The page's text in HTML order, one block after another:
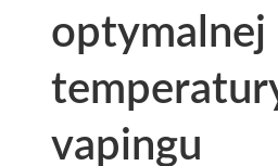
optymalnej
vapingu